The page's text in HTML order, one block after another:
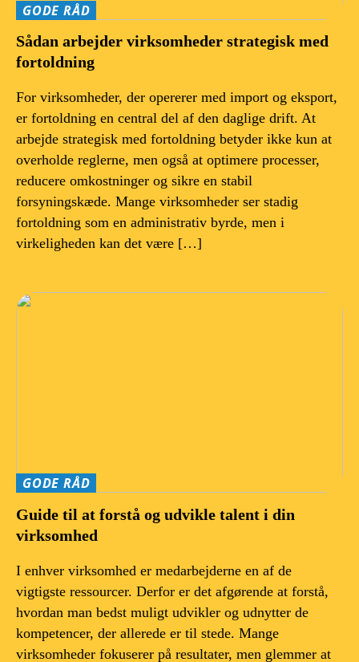
GODE RÅD
Sådan arbejder virksomheder strategisk med
fortoldning
For virksomheder, der opererer med import og eksport,
er fortoldning en central del af den daglige drift. At
arbejde strategisk med fortoldning betyder ikke kun at
overholde reglerne, men også at optimere processer,
reducere omkostninger og sikre en stabil
forsyningskæde. Mange virksomheder ser stadig
fortoldning som en administrativ byrde, men i
virkeligheden kan det være […]
GODE RÅD
Guide til at forstå og udvikle talent i din
virksomhed
I enhver virksomhed er medarbejderne en af de
vigtigste ressourcer. Derfor er det afgørende at forstå,
hvordan man bedst muligt udvikler og udnytter de
kompetencer, der allerede er til stede. Mange
virksomheder fokuserer på resultater, men glemmer at